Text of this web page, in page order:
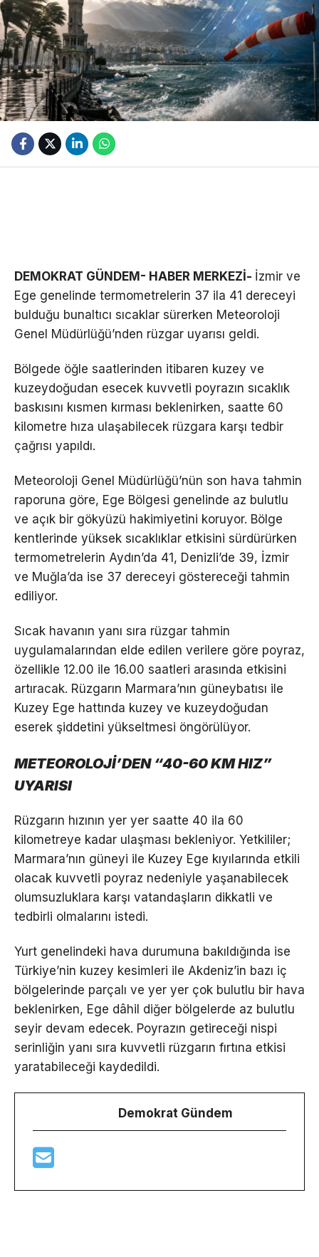
DEMOKRAT GÜNDEM- HABER MERKEZİ- İzmir ve
Ege genelinde termometrelerin 37 ila 41 dereceyi
bulduğu bunaltıcı sıcaklar sürerken Meteoroloji
Genel Müdürlüğü’nden rüzgar uyarısı geldi.
Bölgede öğle saatlerinden itibaren kuzey ve
kuzeydoğudan esecek kuvvetli poyrazın sıcaklık
baskısını kısmen kırması beklenirken, saatte 60
kilometre hıza ulaşabilecek rüzgara karşı tedbir
çağrısı yapıldı.
Meteoroloji Genel Müdürlüğü’nün son hava tahmin
raporuna göre, Ege Bölgesi genelinde az bulutlu
ve açık bir gökyüzü hakimiyetini koruyor. Bölge
kentlerinde yüksek sıcaklıklar etkisini sürdürürken
termometrelerin Aydın’da 41, Denizli’de 39, İzmir
ve Muğla’da ise 37 dereceyi göstereceği tahmin
ediliyor.
Sıcak havanın yanı sıra rüzgar tahmin
uygulamalarından elde edilen verilere göre poyraz,
özellikle 12.00 ile 16.00 saatleri arasında etkisini
artıracak. Rüzgarın Marmara’nın güneybatısı ile
Kuzey Ege hattında kuzey ve kuzeydoğudan
eserek şiddetini yükseltmesi öngörülüyor.
METEOROLOJİ’DEN “40-60 KM HIZ”
UYARISI
Rüzgarın hızının yer yer saatte 40 ila 60
kilometreye kadar ulaşması bekleniyor. Yetkililer;
Marmara’nın güneyi ile Kuzey Ege kıyılarında etkili
olacak kuvvetli poyraz nedeniyle yaşanabilecek
olumsuzluklara karşı vatandaşların dikkatli ve
tedbirli olmalarını istedi.
Yurt genelindeki hava durumuna bakıldığında ise
Türkiye’nin kuzey kesimleri ile Akdeniz’in bazı iç
bölgelerinde parçalı ve yer yer çok bulutlu bir hava
beklenirken, Ege dâhil diğer bölgelerde az bulutlu
seyir devam edecek. Poyrazın getireceği nispi
serinliğin yanı sıra kuvvetli rüzgarın fırtına etkisi
yaratabileceği kaydedildi.
Demokrat Gündem